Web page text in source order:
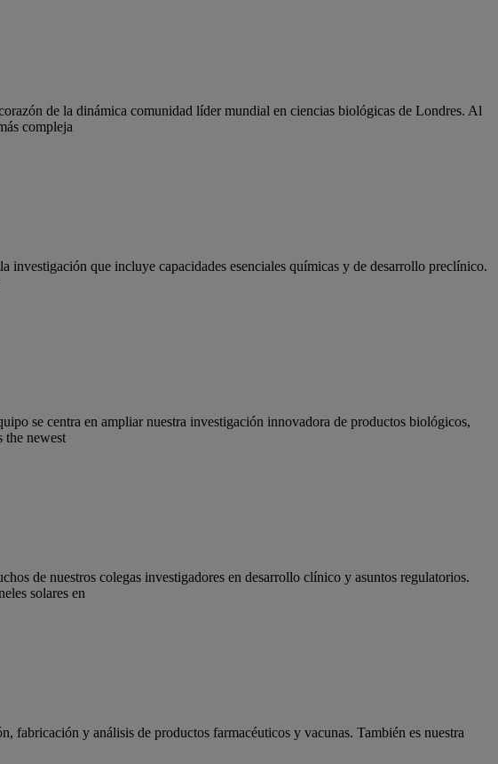
de la dinámica comunidad líder mundial en ciencias biológicas de Londres. Al
compleja
investigación que incluye capacidades esenciales químicas y de desarrollo preclínico.
se centra en ampliar nuestra investigación innovadora de productos biológicos,
the newest
de nuestros colegas investigadores en desarrollo clínico y asuntos regulatorios.
solares en
fabricación y análisis de productos farmacéuticos y vacunas. También es nuestra